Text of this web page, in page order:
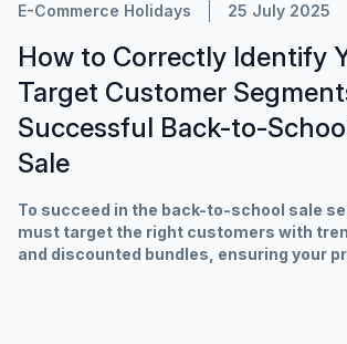
E-Commerce Holidays 25 July 2025
How to Correctly Identify
Target Customer
Successful Back-to-
Sale
To succeed in the back-to-school sale
must target the right customers with
and discounted bundles, ensuring your